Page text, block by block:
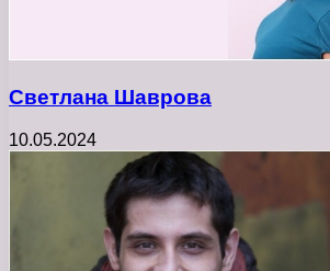
Светлана Шаврова
10.05.2024